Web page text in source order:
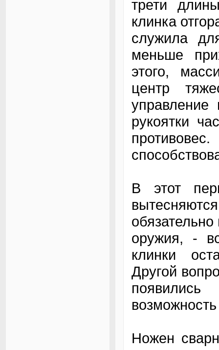
трети
клинка
служила
меньше
этого,
центр
рукоятки
В этот
обязательно
оружия, -
клинки
Другой
Ножен